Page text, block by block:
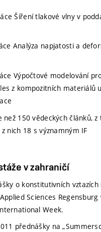
Šíření tlakové vlny v
Analýza napjatosti a
Výpočtové modelování
z kompozitních materiálů
než 150 vědeckých článků,
nich 18 s významným IF
v zahraničí
o konstitutivních
Sciences
Week.
přednášky na